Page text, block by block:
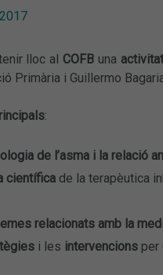
lloc al COFB una
Primària i Guillermo
:
de l’asma i la relació
científicade la terapèutica
relacionats amb la
i les intervencionsper